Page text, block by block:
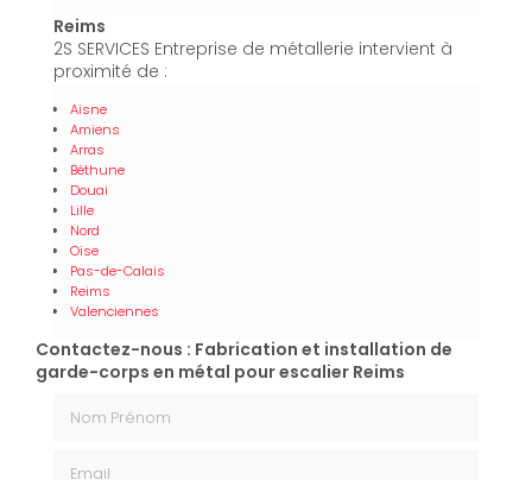
Reims
2S SERVICES Entreprise de métallerie intervient à
proximité de :
Aisne
Amiens
Arras
Béthune
Douai
Lille
Nord
Oise
Pas-de-Calais
Reims
Valenciennes
Contactez-nous : Fabrication et installation de
garde-corps en métal pour escalier Reims